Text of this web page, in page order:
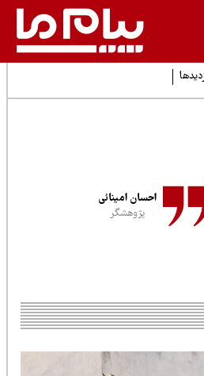
احسان امینائی
پژوهشگر